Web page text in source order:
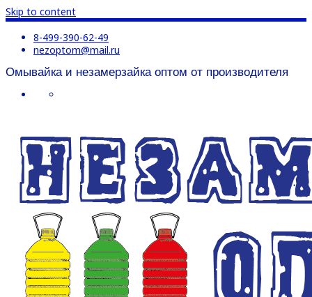
Skip to content
8-499-390-62-49
nezoptom@mail.ru
Омывайка и незамерзайка оптом от производителя